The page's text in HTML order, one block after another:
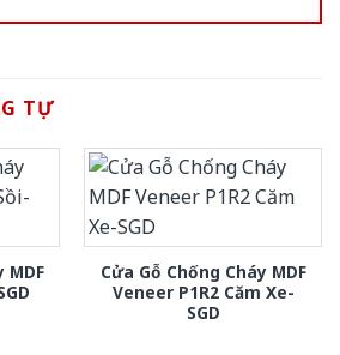
TỰ
MDF
Cửa Gỗ Chống Cháy MDF
Veneer P1R2 Căm Xe-
SGD